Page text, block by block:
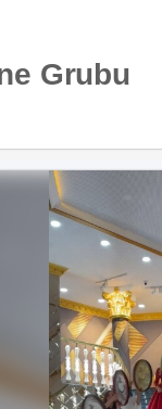
Grubu